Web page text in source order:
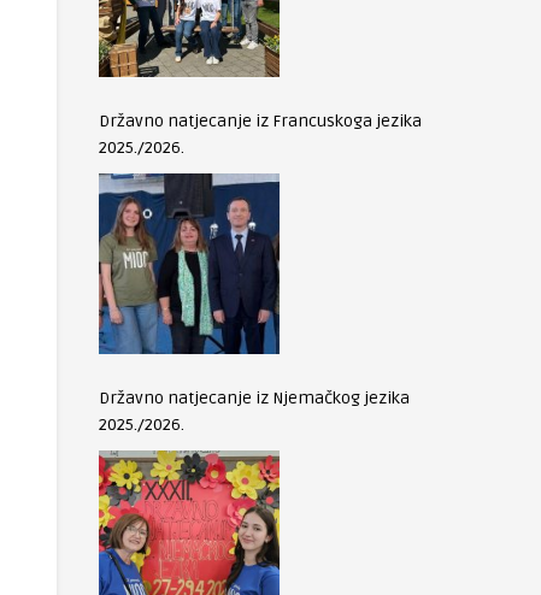
Državno natjecanje iz Francuskoga jezika
2025./2026.
Državno natjecanje iz Njemačkog jezika
2025./2026.